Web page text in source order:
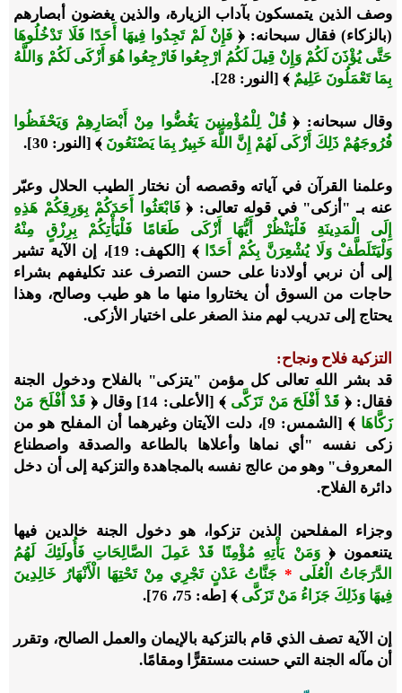
وصف الذين يتمسكون بآداب الزيارة، والذين يغضون أبصارهم
(بالزكاء) فقال سبحانه: ﴿فَإِنْ لَمْ تَجِدُوا فِيهَا أَحَدًا فَلَا تَدْخُلُوهَا
حَتَّى يُؤْذَنَ لَكُمْ وَإِنْ قِيلَ لَكُمُ ارْجِعُوا فَارْجِعُوا هُوَ أَزْكَى لَكُمْ وَاللَّهُ
بِمَا تَعْمَلُونَ عَلِيمٌ ﴾ [النور: 28].
وقال سبحانه: ﴿قُلْ لِلْمُؤْمِنِينَ يَغُضُّوا مِنْ أَبْصَارِهِمْ وَيَحْفَظُوا
فُرُوجَهُمْ ذَلِكَ أَزْكَى لَهُمْ إِنَّ اللَّهَ خَبِيرٌ بِمَا يَصْنَعُونَ ﴾ [النور: 30].
وعلمنا القرآن في آياته وقصصه أن نختار الطيب الحلال وعبّر
عنه بـ "أزكى" في قوله تعالى: ﴿فَابْعَثُوا أَحَدَكُمْ بِوَرِقِكُمْ هَذِهِ
إِلَى الْمَدِينَةِ فَلْيَنْظُرْ أَيُّهَا أَزْكَى طَعَامًا فَلْيَأْتِكُمْ بِرِزْقٍ مِنْهُ
وَلْيَتَلَطَّفْ وَلَا يُشْعِرَنَّ بِكُمْ أَحَدًا
﴾ [الكهف: 19]، إن الآية تشير
إلى أن نربي أولادنا على حسن التصرف عند تكليفهم بشراء
حاجات من السوق أن يختاروا منها ما هو طيب وصالح، وهذا
يحتاج إلى تدريب لهم منذ الصغر على اختيار الأزكى.
التزكية فلاح ونجاح:
قد بشر الله تعالى كل مؤمن "يتزكى" بالفلاح ودخول الجنة
فقال: ﴿ قَدْ أَفْلَحَ مَنْ تَزَكَّى ﴾ [الأعلى: 14] وقال ﴿
قَدْ أَفْلَحَ مَنْ
زَكَّاهَا
﴾ [الشمس: 9]، دلت الآيتان وغيرهما أن المفلح هو من
زكى نفسه "أي نماها وأعلاها بالطاعة والصدقة واصطناع
المعروف" وهو من عالج نفسه بالمجاهدة والتزكية إلى أن دخل
دائرة الفلاح.
وجزاء المفلحين الذين تزكوا، هو دخول الجنة خالدين فيها
يتنعمون ﴿وَمَنْ يَأْتِهِ مُؤْمِنًا قَدْ عَمِلَ الصَّالِحَاتِ فَأُولَئِكَ لَهُمُ
الدَّرَجَاتُ الْعُلَى * جَنَّاتُ عَدْنٍ تَجْرِي مِنْ تَحْتِهَا الْأَنْهَارُ خَالِدِينَ
فِيهَا وَذَلِكَ جَزَاءُ مَنْ تَزَكَّى ﴾ [طه: 75، 76].
إن الآية تصف الذي قام بالتزكية بالإيمان والعمل الصالح، وتقرر
أن مآله الجنة التي حسنت مستقرًّا ومقامًا.